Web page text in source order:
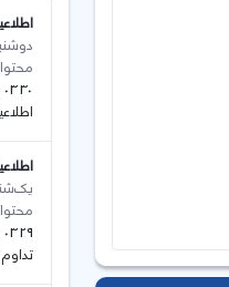
دوشنبه 10
اطلاعیه ۹ فروردین وزارت علوم، تحقیقات و
یک‌شنبه 09